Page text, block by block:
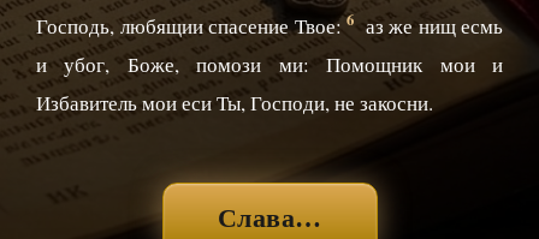
Господь, любящии спасение Твое:6 аз же нищ есмь
и убог, Боже, помози ми: Помощник мои и
Избавитель мои еси Ты, Господи, не закосни.
Слава…